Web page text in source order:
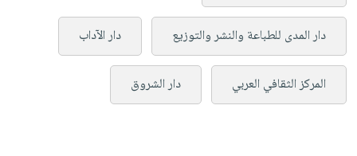
دار المدى للطباعة والنشر والتوزيع دار الآداب
المركز الثقافي العربي دار الشروق